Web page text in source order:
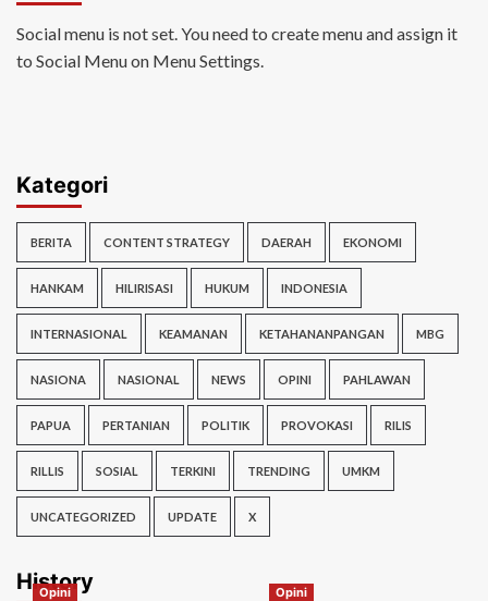
Social menu is not set. You need to create menu and assign it
to Social Menu on Menu Settings.
Kategori
BERITA CONTENT STRATEGY DAERAH EKONOMI
HANKAM HILIRISASI HUKUM INDONESIA
INTERNASIONAL KEAMANAN KETAHANANPANGAN MBG
NASIONA NASIONAL NEWS OPINI PAHLAWAN
PAPUA PERTANIAN POLITIK PROVOKASI RILIS
RILLIS SOSIAL TERKINI TRENDING UMKM
UNCATEGORIZED UPDATE X
History
Opini Opini